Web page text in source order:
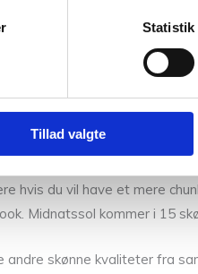
Statistik
Tillad valgte
Det er produceret med
i fed af 25 gram.
da det holder godt
følgetråd som for eksempel
hvis du vil have et mere
Midnatssol kommer i 15
andre skønne kvaliteter fra